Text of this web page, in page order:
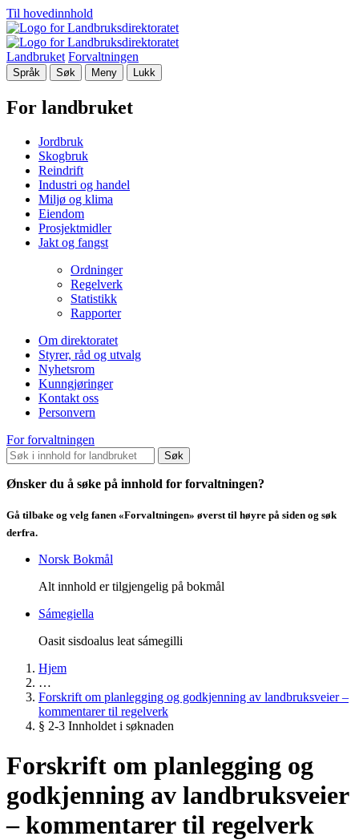
Til hovedinnhold
Landbruket Forvaltningen
Språk Søk Meny Lukk
For landbruket
Jordbruk
Skogbruk
Reindrift
Industri og handel
Miljø og klima
Eiendom
Prosjektmidler
Jakt og fangst
Ordninger
Regelverk
Statistikk
Rapporter
Om direktoratet
Styrer, råd og utvalg
Nyhetsrom
Kunngjøringer
Kontakt oss
Personvern
For forvaltningen
Søk
Ønsker du å søke på innhold for forvaltningen?
Gå tilbake og velg fanen «Forvaltningen» øverst til høyre på siden og søk
derfra.
Norsk Bokmål
Alt innhold er tilgjengelig på bokmål
Sámegiella
Oasit sisdoalus leat sámegilli
Hjem
…
Forskrift om planlegging og godkjenning av landbruksveier –
kommentarer til regelverk
§ 2-3 Innholdet i søknaden
Forskrift om planlegging og
godkjenning av landbruksveier
– kommentarer til regelverk